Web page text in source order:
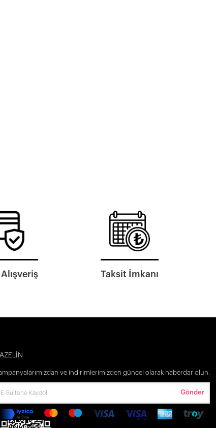
Taksit İmkanı
ve indirimlerimizden güncel olarak haberdar olun.
Gönder